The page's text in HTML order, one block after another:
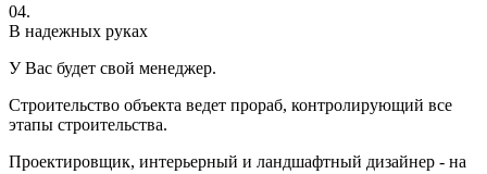
04.
В надежных руках
У Вас будет свой менеджер.
Строительство объекта ведет прораб, контролирующий все
этапы строительства.
Проектировщик, интерьерный и ландшафтный дизайнер - на